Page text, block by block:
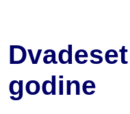
godine